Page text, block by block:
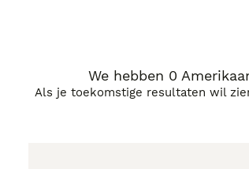
We hebben 0
Als je toekomstige resultaten wil